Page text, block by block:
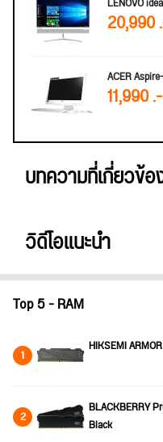
20,990
ACER
11,990 .-
บทความที่เกี่ยวข้
วิดีโอแนะนำ
Top 5 - RAM
1 HIKSEMI
2
BLACKBERRY
Black